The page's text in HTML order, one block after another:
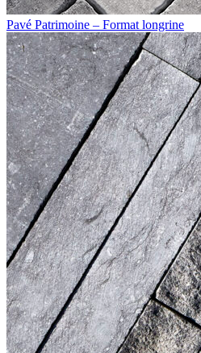
Pavé Patrimoine – Format longrine